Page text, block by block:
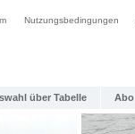
Nutzungsbedingungen
über Tabelle Abo